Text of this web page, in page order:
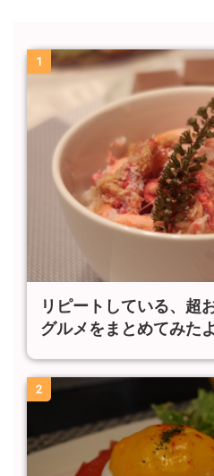
1
リピートしている、超
グルメをまとめてみた
2